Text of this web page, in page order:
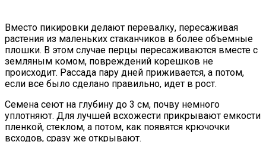
Вместо пикировки делают перевалку, пересаживая
растения из маленьких стаканчиков в более объемные
плошки. В этом случае перцы пересаживаются вместе с
земляным комом, повреждений корешков не
происходит. Рассада пару дней приживается, а потом,
если все было сделано правильно, идет в рост.
Семена сеют на глубину до 3 см, почву немного
уплотняют. Для лучшей всхожести прикрывают емкости
пленкой, стеклом, а потом, как появятся крючочки
всходов, сразу же открывают.